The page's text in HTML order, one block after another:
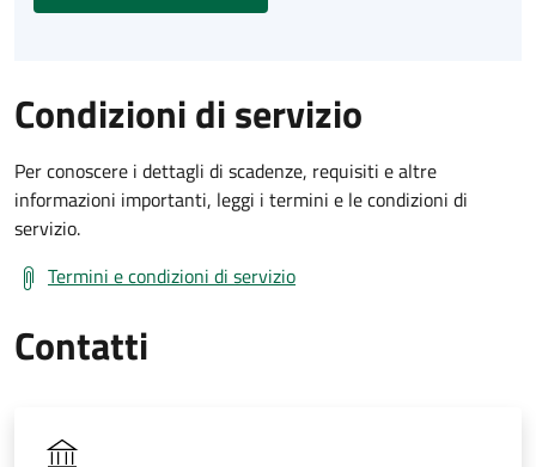
Condizioni di servizio
Per conoscere i dettagli di scadenze, requisiti e altre
informazioni importanti, leggi i termini e le condizioni di
servizio.
Termini e condizioni di servizio
Contatti